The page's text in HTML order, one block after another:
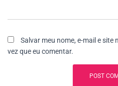
Salvar meu nome, e-mail e
vez que eu comentar.